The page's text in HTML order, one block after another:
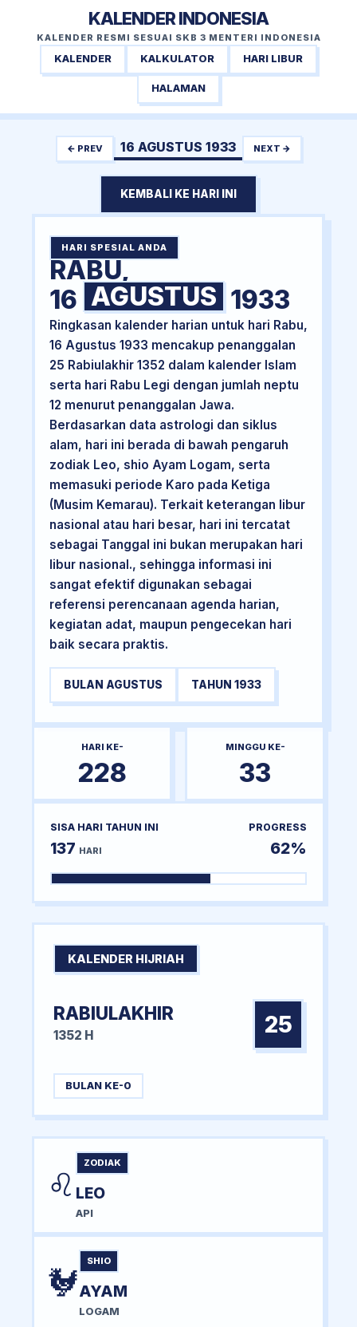
KALENDER INDONESIA
KALENDER RESMI SESUAI SKB 3 MENTERI INDONESIA
KALENDER KALKULATOR HARI LIBUR
HALAMAN
← PREV 16 AGUSTUS 1933 NEXT →
KEMBALI KE HARI INI
HARI SPESIAL ANDA
RABU,
16 AGUSTUS 1933
Ringkasan kalender harian untuk hari Rabu,
16 Agustus 1933 mencakup penanggalan
25 Rabiulakhir 1352 dalam kalender Islam
serta hari Rabu Legi dengan jumlah neptu
12 menurut penanggalan Jawa.
Berdasarkan data astrologi dan siklus
alam, hari ini berada di bawah pengaruh
zodiak Leo, shio Ayam Logam, serta
memasuki periode Karo pada Ketiga
(Musim Kemarau). Terkait keterangan libur
nasional atau hari besar, hari ini tercatat
sebagai Tanggal ini bukan merupakan hari
libur nasional., sehingga informasi ini
sangat efektif digunakan sebagai
referensi perencanaan agenda harian,
kegiatan adat, maupun pengecekan hari
baik secara praktis.
BULAN AGUSTUS TAHUN 1933
HARI KE-
228
MINGGU KE-
33
SISA HARI TAHUN INI
137 HARI
PROGRESS
62%
KALENDER HIJRIAH
RABIULAKHIR
1352 H 25
BULAN KE-0
♌
ZODIAK
LEO
API
🐓
SHIO
AYAM
LOGAM